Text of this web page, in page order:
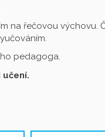
na řečovou výchovu.
pedagoga.